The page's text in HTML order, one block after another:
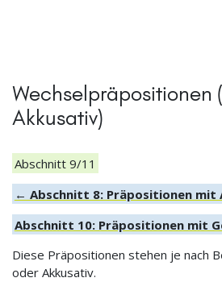
Wechselpräpositionen
Akkusativ)
Abschnitt 9/11
← Abschnitt 8: Präpositionen mit
Abschnitt 10: Präpositionen mit
Diese Präpositionen stehen je nach
oder Akkusativ.